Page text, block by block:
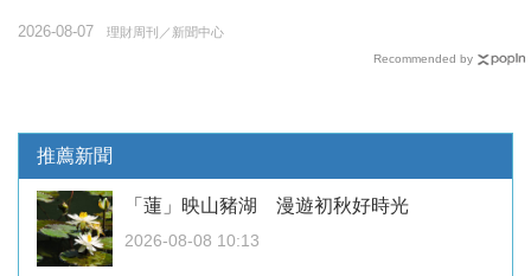
理財周刊／新聞中心
2026-08-07
Recommended by
推薦新聞
「蓮」映山豬湖 漫遊初秋好時光
2026-08-08 10:13